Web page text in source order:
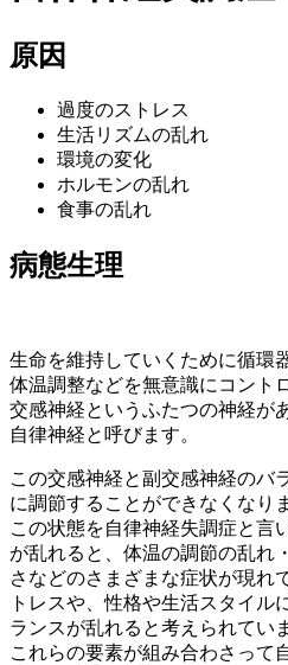
原因
過度のストレス
生活リズムの乱れ
環境の変化
ホルモンの乱れ
食事の乱れ
病態生理
生命を維持していくために循環
体温調整などを無意識にコント
交感神経というふたつの神経が
自律神経と呼びます。
この交感神経と副交感神経のバ
に調節することができなくなり
この状態を自律神経失調症と言
が乱れると、体温の調節の乱れ
さなどのさまざまな症状が現れ
トレスや、性格や生活スタイル
ランスが乱れると考えられてい
これらの要素が組み合わさって